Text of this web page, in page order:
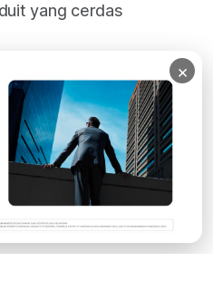
yang cerdas
Subscribe
×